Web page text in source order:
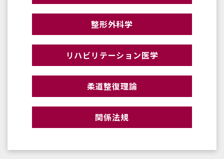
整形外科学
リハビリテーション医学
柔道整復理論
関係法規